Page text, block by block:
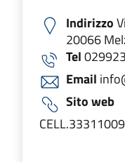
Indirizzo
20066
Tel
Email
Sito web